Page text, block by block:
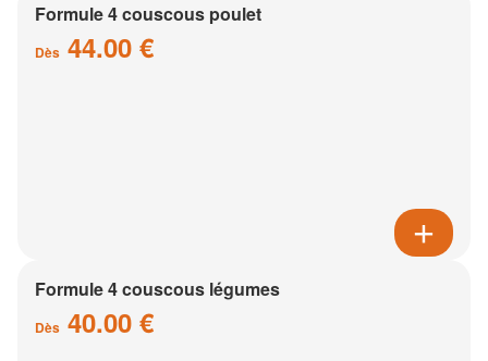
Formule 4 couscous poulet
Dès 44.00 €
Formule 4 couscous légumes
Dès 40.00 €